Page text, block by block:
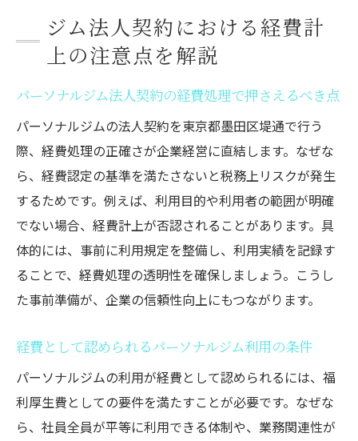
ジム法人契約における経費計
上の注意点を解説
パーソナルジム法人契約の経費処理で押さえるべき点
パーソナルジムの法人契約を東京都墨田区堤通で行う
際、経費処理の正確さが企業経営に直結します。なぜな
ら、経費認定の基準を満たさないと税務上リスクが発生
するためです。例えば、利用目的や利用者の範囲が明確
でない場合、経費計上が否認されることがあります。具
体的には、事前に利用規定を整備し、利用実績を記録す
ることで、経費処理の透明性を確保しましょう。こうし
た事前準備が、企業の信頼性向上にもつながります。
経費として認められるパーソナルジム利用の条件
パーソナルジムの利用が経費として認められるには、福
利厚生費としての要件を満たすことが必要です。なぜな
ら、社員全員が平等に利用できる体制や、業務関連性が